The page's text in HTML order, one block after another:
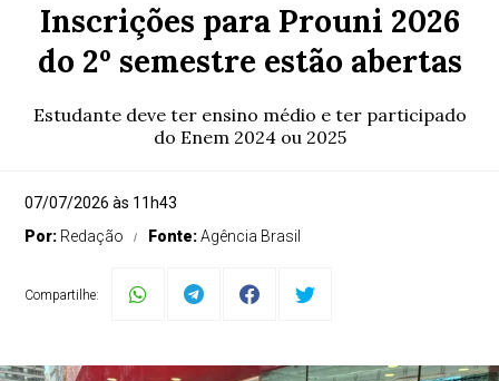
Inscrições para Prouni 2026
do 2º semestre estão abertas
Estudante deve ter ensino médio e ter participado
do Enem 2024 ou 2025
07/07/2026 às 11h43
Por: Redação Fonte:Agência Brasil
Compartilhe: